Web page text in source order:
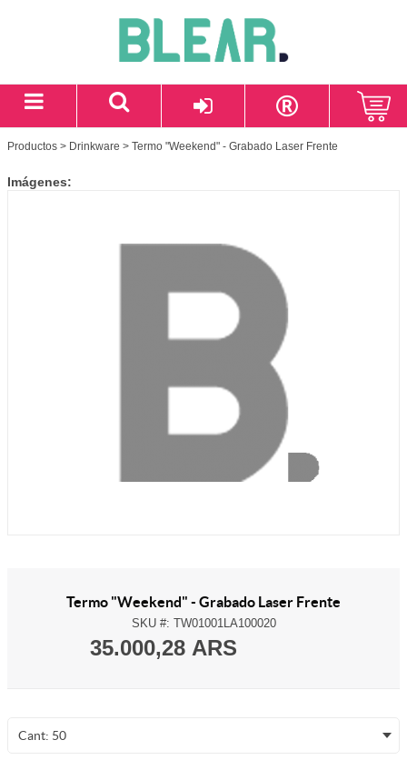
Productos > Drinkware > Termo "Weekend" - Grabado Laser Frente
Imágenes:
Termo "Weekend" - Grabado Laser Frente
SKU #: TW01001LA100020
35.000,28 ARS
Cant: 50